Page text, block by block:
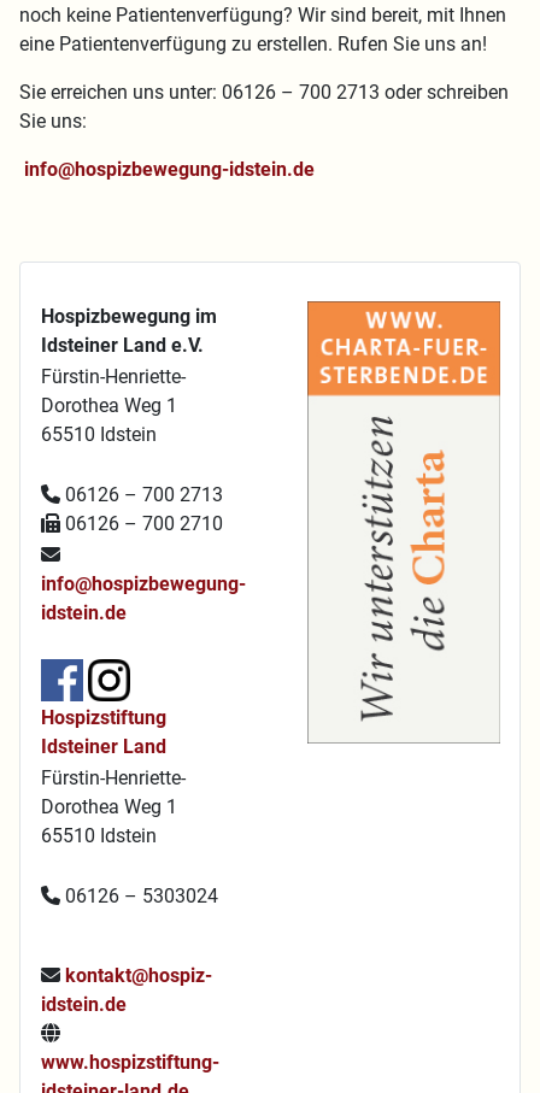
noch keine Patientenverfügung? Wir sind bereit, mit Ihnen
eine Patientenverfügung zu erstellen. Rufen Sie uns an!
Sie erreichen uns unter: 06126 – 700 2713 oder schreiben
Sie uns:
info@hospizbewegung-idstein.de
Hospizbewegung im
Idsteiner Land e.V.
Fürstin-Henriette-
Dorothea Weg 1
65510 Idstein
06126 – 700 2713
06126 – 700 2710
info@hospizbewegung-
idstein.de
Hospizstiftung
Idsteiner Land
Fürstin-Henriette-
Dorothea Weg 1
65510 Idstein
06126 – 5303024
kontakt@hospiz-
idstein.de
www.hospizstiftung-